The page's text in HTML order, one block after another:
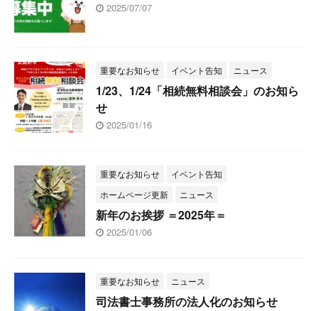
2025/07/07
重要なお知らせ イベント告知 ニュース
1/23、1/24「相続無料相談会」のお知ら
せ
2025/01/16
重要なお知らせ
イベント告知
ホームページ更新
ニュース
新年のお挨拶 ＝2025年＝
2025/01/06
重要なお知らせ ニュース
司法書士事務所の法人化のお知らせ